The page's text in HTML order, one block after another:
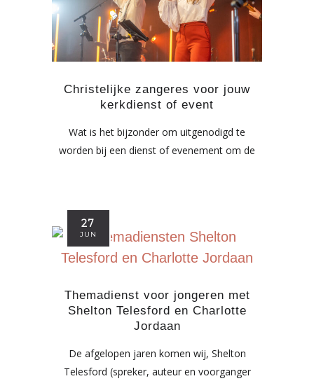
Christelijke zangeres voor jouw
kerkdienst of event​
Wat is het bijzonder om uitgenodigd te
worden bij een dienst of evenement om de
27
JUN
Themadienst voor jongeren met
Shelton Telesford en Charlotte
Jordaan
De afgelopen jaren komen wij, Shelton
Telesford (spreker, auteur en voorganger